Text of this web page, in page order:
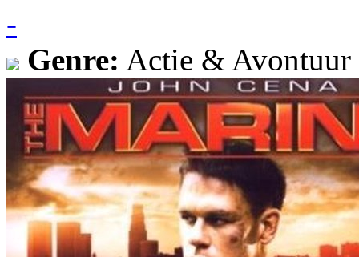
-
Genre: Actie &